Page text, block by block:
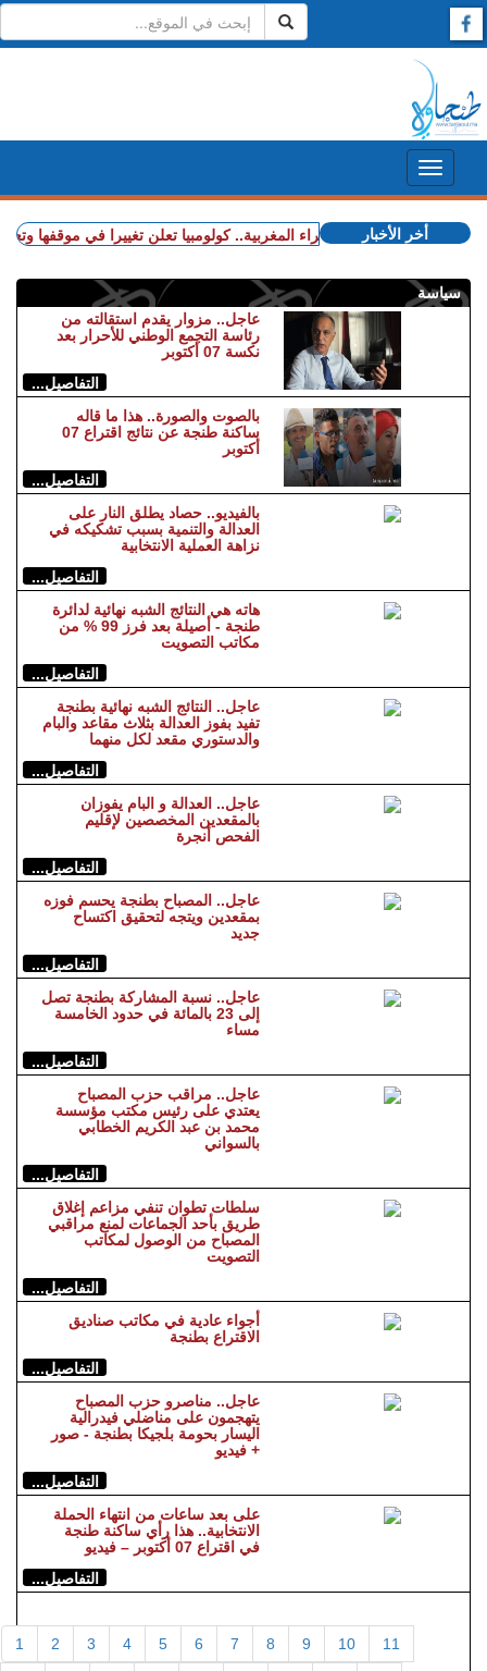
+ قضية الصحراء المغربية.. كولومبيا تعلن تغييرا في موقفها
أخر الأخبار
سياسة
عاجل.. مزوار يقدم استقالته من
رئاسة التجمع الوطني للأحرار بعد
نكسة 07 أكتوبر
التفاصيل...
بالصوت والصورة.. هذا ما قاله
ساكنة طنجة عن نتائج اقتراع 07
أكتوبر
التفاصيل...
بالفيديو.. حصاد يطلق النار على
العدالة والتنمية بسبب تشكيكه في
نزاهة العملية الانتخابية
التفاصيل...
هاته هي النتائج الشبه نهائية لدائرة
طنجة - أصيلة بعد فرز 99 % من
مكاتب التصويت
التفاصيل...
عاجل.. النتائج الشبه نهائية بطنجة
تفيد بفوز العدالة بثلاث مقاعد والبام
والدستوري مقعد لكل منهما
التفاصيل...
عاجل.. العدالة و البام يفوزان
بالمقعدين المخصصين لإقليم
الفحص أنجرة
التفاصيل...
عاجل.. المصباح بطنجة يحسم فوزه
بمقعدين ويتجه لتحقيق اكتساح
جديد
التفاصيل...
عاجل.. نسبة المشاركة بطنجة تصل
إلى 23 بالمائة في حدود الخامسة
مساء
التفاصيل...
عاجل.. مراقب حزب المصباح
يعتدي على رئيس مكتب مؤسسة
محمد بن عبد الكريم الخطابي
بالسواني
التفاصيل...
سلطات تطوان تنفي مزاعم إغلاق
طريق بأحد الجماعات لمنع مراقبي
المصباح من الوصول لمكاتب
التصويت
التفاصيل...
أجواء عادية في مكاتب صناديق
الاقتراع بطنجة
التفاصيل...
عاجل.. مناصرو حزب المصباح
يتهجمون على مناضلي فيدرالية
اليسار بحومة بلجيكا بطنجة - صور
+ فيديو
التفاصيل...
على بعد ساعات من انتهاء الحملة
الانتخابية.. هذا رأي ساكنة طنجة
في اقتراع 07 أكتوبر – فيديو
التفاصيل...
1 2 3 4 5 6 7 8 9 10 11